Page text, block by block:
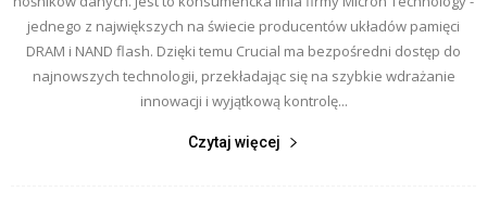
jednego z największych na świecie producentów układów pamięci
DRAM i NAND flash. Dzięki temu Crucial ma bezpośredni dostęp do
najnowszych technologii, przekładając się na szybkie wdrażanie
innowacji i wyjątkową kontrolę...
Czytaj więcej